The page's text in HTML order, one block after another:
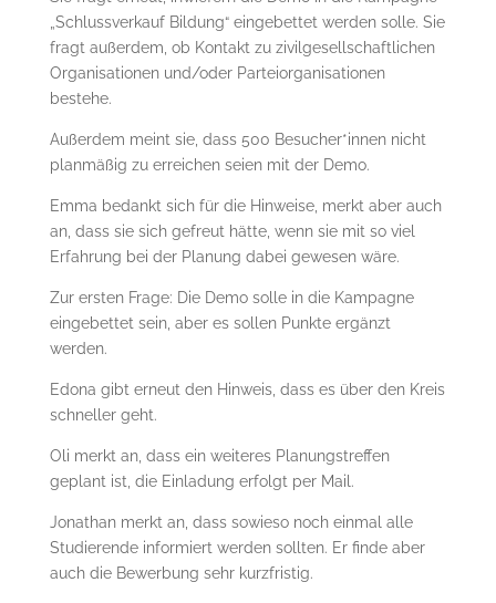
„Schlussverkauf Bildung“ eingebettet werden solle. Sie
fragt außerdem, ob Kontakt zu zivilgesellschaftlichen
Organisationen und/oder Parteiorganisationen
bestehe.
Außerdem meint sie, dass 500 Besucher*innen nicht
planmäßig zu erreichen seien mit der Demo.
Emma bedankt sich für die Hinweise, merkt aber auch
an, dass sie sich gefreut hätte, wenn sie mit so viel
Erfahrung bei der Planung dabei gewesen wäre.
Zur ersten Frage: Die Demo solle in die Kampagne
eingebettet sein, aber es sollen Punkte ergänzt
werden.
Edona gibt erneut den Hinweis, dass es über den Kreis
schneller geht.
Oli merkt an, dass ein weiteres Planungstreffen
geplant ist, die Einladung erfolgt per Mail.
Jonathan merkt an, dass sowieso noch einmal alle
Studierende informiert werden sollten. Er finde aber
auch die Bewerbung sehr kurzfristig.